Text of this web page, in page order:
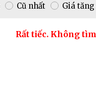
Cũ nhất Giá
Rất tiếc. Không